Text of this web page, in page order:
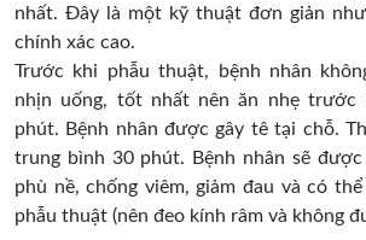
nhất. Đây là một kỹ thuật đơn giản
chính xác cao.
Trước khi phẫu thuật, bệnh nhân
nhịn uống, tốt nhất nên ăn nhẹ trước
phút. Bệnh nhân được gây tê tại chỗ.
trung bình 30 phút. Bệnh nhân sẽ
phù nề, chống viêm, giảm đau và có
phẫu thuật (nên đeo kính râm và không